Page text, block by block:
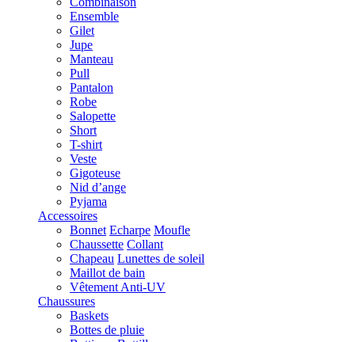
Ensemble
Gilet
Jupe
Manteau
Pull
Pantalon
Robe
Salopette
Short
T-shirt
Veste
Gigoteuse
Nid d’ange
Pyjama
Accessoires
Bonnet Echarpe Moufle
Chaussette Collant
Chapeau Lunettes de soleil
Maillot de bain
Vêtement Anti-UV
Chaussures
Baskets
Bottes de pluie